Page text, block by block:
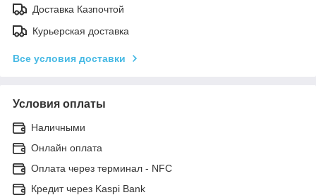
Доставка Казпочтой
Курьерская доставка
Все условия доставки
Условия оплаты
Наличными
Онлайн оплата
Оплата через терминал - NFC
Кредит через Kaspi Bank